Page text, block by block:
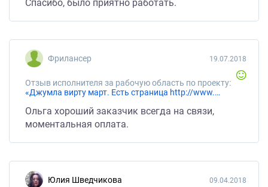
Спасибо, было приятно работать.
Фрилансер
Отзыв исполнителя за рабочую область по проекту:
«Джумла вирту март. Есть страница http://www.menstrual-cup.ru/merula.html на ней нужно разместить текст.»
19.07.2018
Ольга хороший заказчик всегда на связи,
моментальная оплата.
Юлия Шведчикова 09.04.2018